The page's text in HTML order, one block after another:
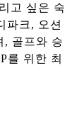
고 싶은 숙
파크, 오션
, 골프와 승
를 위한 최